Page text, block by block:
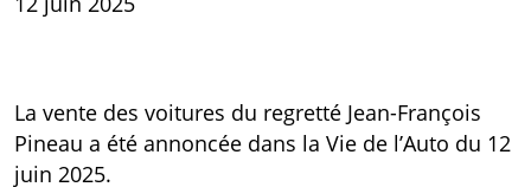
La vente des voitures du regretté Jean-François
Pineau a été annoncée dans la Vie de l’Auto du 12
juin 2025.